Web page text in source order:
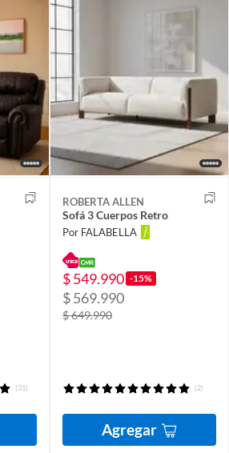
(31)
ROBERTA ALLEN
Sofá 3 Cuerpos Retro
Por FALABELLA
$ 549.990 -15%
$ 569.990
$ 649.990
(2)
Agregar